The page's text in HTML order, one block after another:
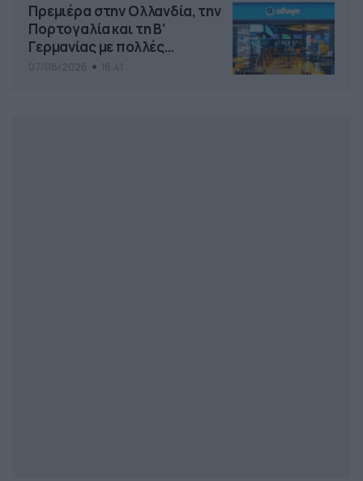
Πρεμιέρα στην Ολλανδία, την
Πορτογαλία και τη Β’
Γερμανίας με πολλές
στοιχηματικές επιλογές από